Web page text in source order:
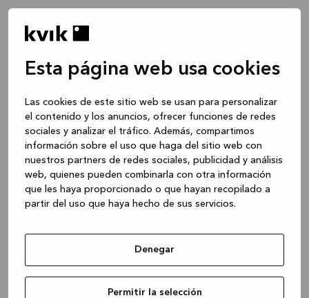
Esta página web usa cookies
Las cookies de este sitio web se usan para personalizar
el contenido y los anuncios, ofrecer funciones de redes
sociales y analizar el tráfico. Además, compartimos
información sobre el uso que haga del sitio web con
nuestros partners de redes sociales, publicidad y análisis
web, quienes pueden combinarla con otra información
que les haya proporcionado o que hayan recopilado a
partir del uso que haya hecho de sus servicios.
Denegar
Permitir la selección
Application error: a client-side exception has occurred